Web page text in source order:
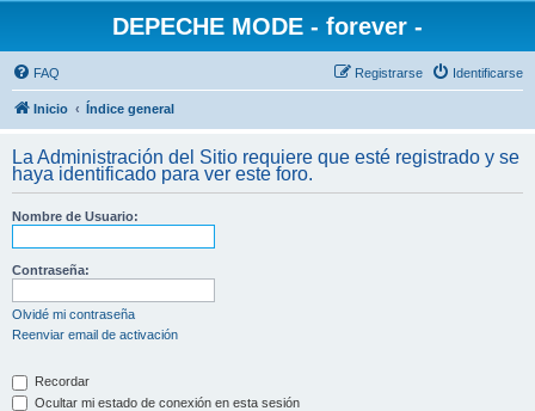
DEPECHE MODE - forever -
FAQ Identificarse
Registrarse
Inicio Índice general
La Administración del Sitio requiere que esté registrado y se
haya identificado para ver este foro.
Nombre de Usuario:
Contraseña:
Olvidé mi contraseña
Reenviar email de activación
Recordar
Ocultar mi estado de conexión en esta sesión